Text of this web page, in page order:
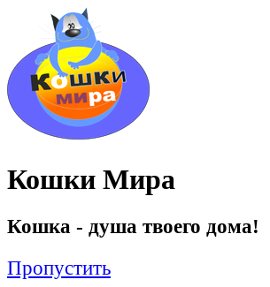
Кошки Мира
Кошка - душа твоего дома!
Пропустить